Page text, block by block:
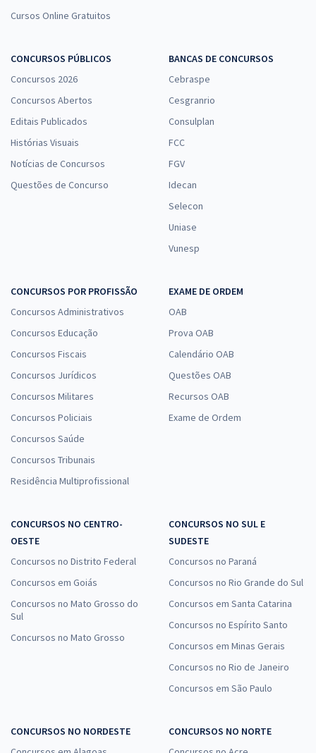
Cursos Online Gratuitos
CONCURSOS PÚBLICOS
Concursos 2026
Concursos Abertos
Editais Publicados
Histórias Visuais
Notícias de Concursos
Questões de Concurso
BANCAS DE CONCURSOS
Cebraspe
Cesgranrio
Consulplan
FCC
FGV
Idecan
Selecon
Uniase
Vunesp
CONCURSOS POR PROFISSÃO
Concursos Administrativos
Concursos Educação
Concursos Fiscais
Concursos Jurídicos
Concursos Militares
Concursos Policiais
Concursos Saúde
Concursos Tribunais
Residência Multiprofissional
EXAME DE ORDEM
OAB
Prova OAB
Calendário OAB
Questões OAB
Recursos OAB
Exame de Ordem
CONCURSOS NO CENTRO-
OESTE
Concursos no Distrito Federal
Concursos em Goiás
Concursos no Mato Grosso do
Sul
Concursos no Mato Grosso
CONCURSOS NO SUL E
SUDESTE
Concursos no Paraná
Concursos no Rio Grande do Sul
Concursos em Santa Catarina
Concursos no Espírito Santo
Concursos em Minas Gerais
Concursos no Rio de Janeiro
Concursos em São Paulo
CONCURSOS NO NORDESTE
CONCURSOS NO NORTE